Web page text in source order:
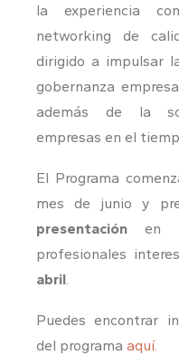
la experiencia
networking de
dirigido a impulsar
gobernanza
además de la
empresas en el
El Programa
mes de junio y
presentación en
profesionales
abril
Puedes encontrar
del programa aquí.